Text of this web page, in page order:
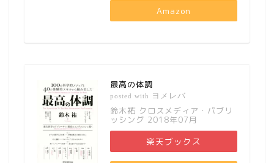
Amazon
最高の体調
posted with ヨメレバ
鈴木祐 クロスメディア・パブリ
ッシング 2018年07月
楽天ブックス